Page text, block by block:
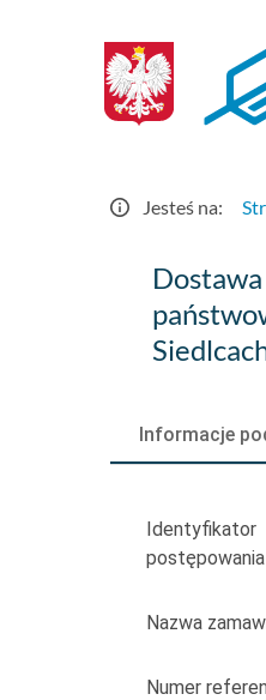
Postępowania
Jesteś na:
Dostawa
15
sztuk
nowych
Informacje
Identyfikator
postępowania
Nazwa
Numer